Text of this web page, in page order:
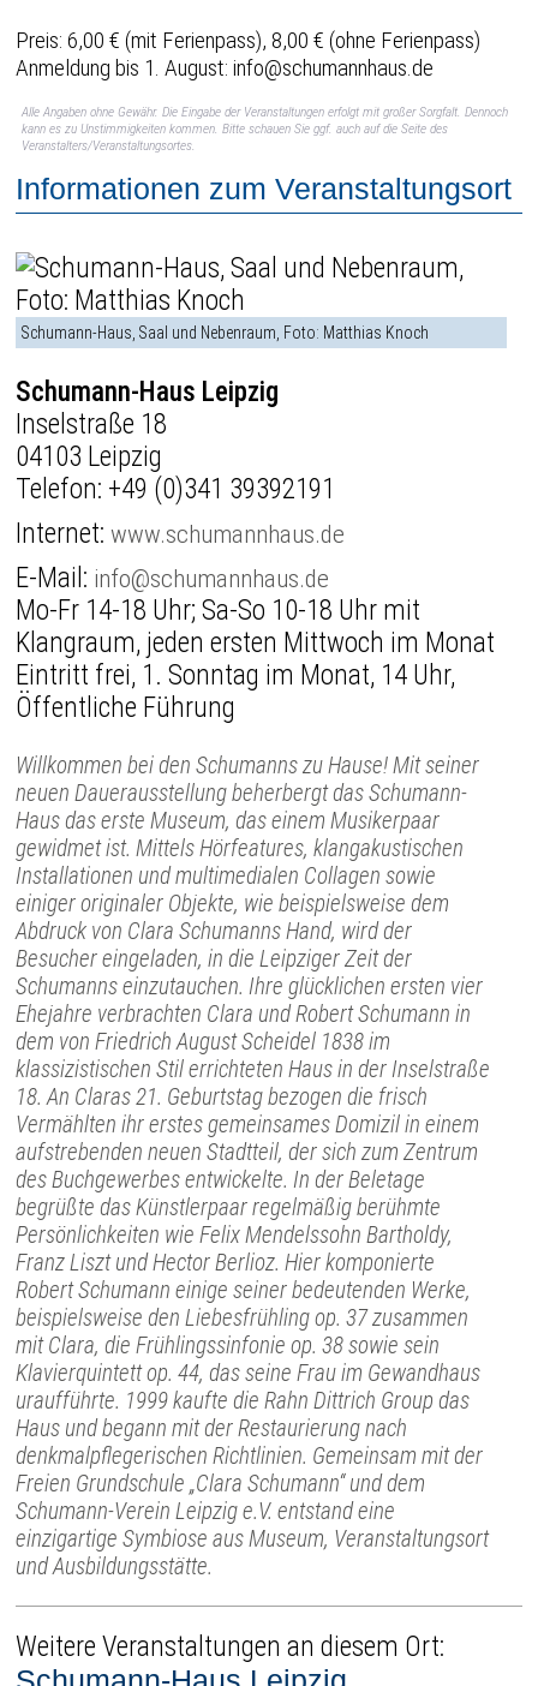
Preis: 6,00 € (mit Ferienpass), 8,00 € (ohne Ferienpass)
Anmeldung bis 1. August: info@schumannhaus.de
Alle Angaben ohne Gewähr. Die Eingabe der Veranstaltungen erfolgt mit großer Sorgfalt. Dennoch
kann es zu Unstimmigkeiten kommen. Bitte schauen Sie ggf. auch auf die Seite des
Veranstalters/Veranstaltungsortes.
Informationen zum Veranstaltungsort
Schumann-Haus, Saal und Nebenraum, Foto: Matthias Knoch
Schumann-Haus Leipzig
Inselstraße 18
04103 Leipzig
Telefon: +49 (0)341 39392191
Internet:www.schumannhaus.de
E-Mail: info@schumannhaus.de
Mo-Fr 14-18 Uhr; Sa-So 10-18 Uhr mit
Klangraum, jeden ersten Mittwoch im Monat
Eintritt frei, 1. Sonntag im Monat, 14 Uhr,
Öffentliche Führung
Willkommen bei den Schumanns zu Hause! Mit seiner
neuen Dauerausstellung beherbergt das Schumann-
Haus das erste Museum, das einem Musikerpaar
gewidmet ist. Mittels Hörfeatures, klangakustischen
Installationen und multimedialen Collagen sowie
einiger originaler Objekte, wie beispielsweise dem
Abdruck von Clara Schumanns Hand, wird der
Besucher eingeladen, in die Leipziger Zeit der
Schumanns einzutauchen. Ihre glücklichen ersten vier
Ehejahre verbrachten Clara und Robert Schumann in
dem von Friedrich August Scheidel 1838 im
klassizistischen Stil errichteten Haus in der Inselstraße
18. An Claras 21. Geburtstag bezogen die frisch
Vermählten ihr erstes gemeinsames Domizil in einem
aufstrebenden neuen Stadtteil, der sich zum Zentrum
des Buchgewerbes entwickelte. In der Beletage
begrüßte das Künstlerpaar regelmäßig berühmte
Persönlichkeiten wie Felix Mendelssohn Bartholdy,
Franz Liszt und Hector Berlioz. Hier komponierte
Robert Schumann einige seiner bedeutenden Werke,
beispielsweise den Liebesfrühling op. 37 zusammen
mit Clara, die Frühlingssinfonie op. 38 sowie sein
Klavierquintett op. 44, das seine Frau im Gewandhaus
uraufführte. 1999 kaufte die Rahn Dittrich Group das
Haus und begann mit der Restaurierung nach
denkmalpflegerischen Richtlinien. Gemeinsam mit der
Freien Grundschule „Clara Schumann“ und dem
Schumann-Verein Leipzig e.V. entstand eine
einzigartige Symbiose aus Museum, Veranstaltungsort
und Ausbildungsstätte.
Weitere Veranstaltungen an diesem Ort: